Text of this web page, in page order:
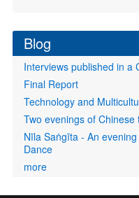
Blog
Interviews published in a
Final Report
Technology and
Two evenings of Chinese
Nīla Saṅgīta - An
Dance
more